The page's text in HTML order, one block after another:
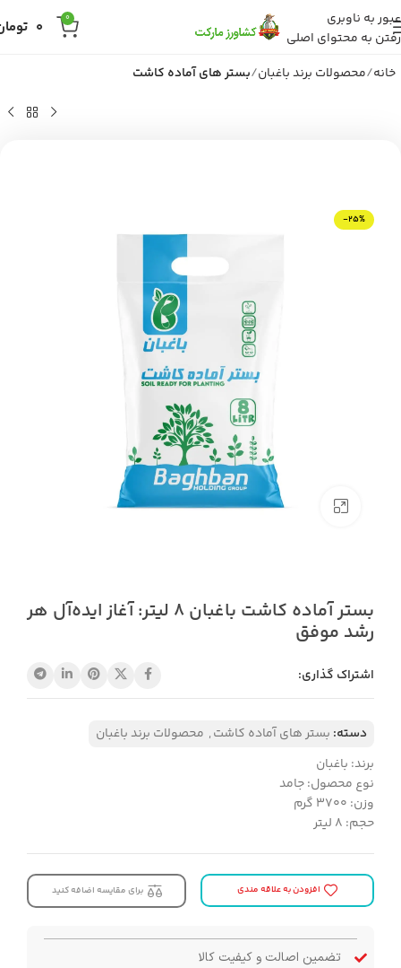
عبور به ناوبری
رفتن به محتوای اصلی
0
0
خانه محصولات برند باغبان بستر های آماده کاشت
-25%
بزرگنمایی تصویر
بستر آماده کاشت باغبان 8 لیتر: آغاز ایده‌آل هر
رشد موفق
اشتراک گذاری:
دسته: بستر های آماده کاشت, محصولات برند باغبان
برند: باغبان
نوع محصول: جامد
وزن: ۳۷۰۰ گرم
حجم: ۸ لیتر
افزودن به علاقه مندی برای مقایسه اضافه کنید
تضمین اصالت و کیفیت کالا